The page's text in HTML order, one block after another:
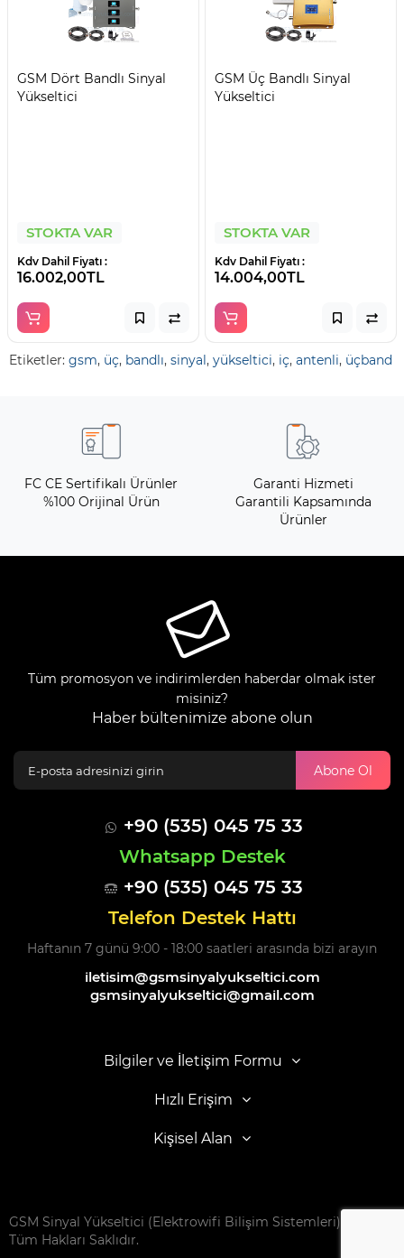
GSM Dört Bandlı Sinyal
Yükseltici
STOKTA VAR
Kdv Dahil Fiyatı :
16.002,00TL
GSM Üç Bandlı Sinyal
Yükseltici
STOKTA VAR
Kdv Dahil Fiyatı :
14.004,00TL
Etiketler: gsm, üç, bandlı, sinyal, yükseltici, iç, antenli, üçband
FC CE Sertifikalı Ürünler
%100 Orijinal Ürün
Garanti Hizmeti
Garantili Kapsamında
Ürünler
Tüm promosyon ve indirimlerden haberdar olmak ister
misiniz?
Haber bültenimize abone olun
Abone Ol
+90 (535) 045 75 33
Whatsapp Destek
+90 (535) 045 75 33
Telefon Destek Hattı
Haftanın 7 günü 9:00 - 18:00 saatleri arasında bizi arayın
iletisim@gsmsinyalyukseltici.com
gsmsinyalyukseltici@gmail.com
Bilgiler ve İletişim Formu
Hızlı Erişim
Kişisel Alan
GSM Sinyal Yükseltici (Elektrowifi Bilişim Sistemleri) © 2016 -
Tüm Hakları Saklıdır.